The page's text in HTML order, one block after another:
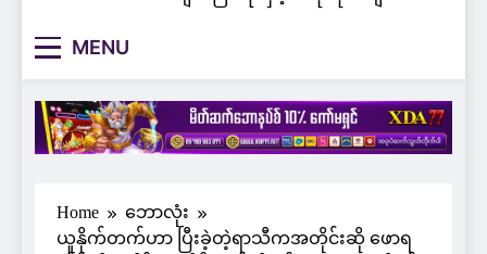
MENU
Home
ဘောလုံး
ယူနိုက်တက်ဟာ ပြီးခဲ့တဲ့ရာသီကအတိုင်းဆို ဖောရ